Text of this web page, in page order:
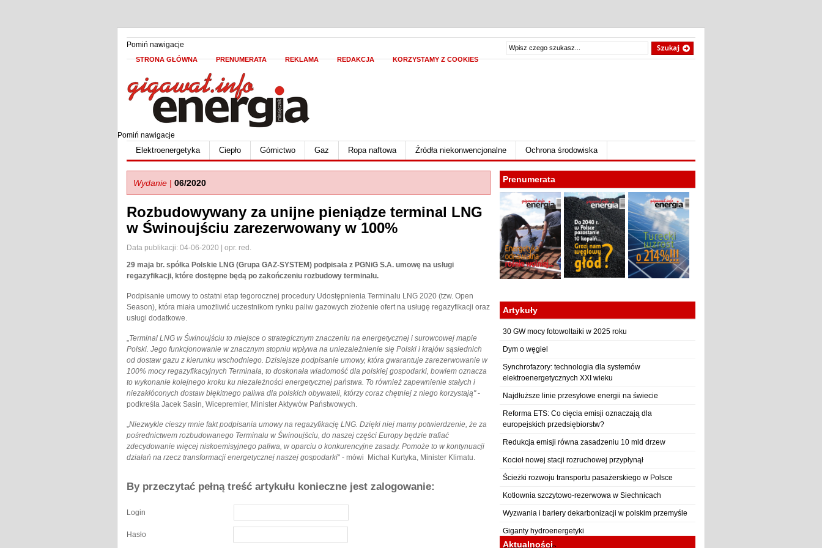
Pomiń nawigacje
STRONA GŁÓWNA PRENUMERATA REKLAMA REDAKCJA KORZYSTAMY Z COOKIES
Pomiń nawigacje
Elektroenergetyka Ciepło Górnictwo Gaz Ropa naftowa Źródła niekonwencjonalne Ochrona środowiska
Wydanie | 06/2020
Rozbudowywany za unijne pieniądze terminal LNG
w Świnoujściu zarezerwowany w 100%
Data publikacji: 04-06-2020 | opr. red.
29 maja br. spółka Polskie LNG (Grupa GAZ-SYSTEM) podpisała z PGNiG S.A. umowę na usługi
regazyfikacji, które dostępne będą po zakończeniu rozbudowy terminalu.
Podpisanie umowy to ostatni etap tegorocznej procedury Udostępnienia Terminalu LNG 2020 (tzw. Open
Season), która miała umożliwić uczestnikom rynku paliw gazowych złożenie ofert na usługę regazyfikacji oraz
usługi dodatkowe.
„Terminal LNG w Świnoujściu to miejsce o strategicznym znaczeniu na energetycznej i surowcowej mapie
Polski. Jego funkcjonowanie w znacznym stopniu wpływa na uniezależnienie się Polski i krajów sąsiednich
od dostaw gazu z kierunku wschodniego. Dzisiejsze podpisanie umowy, która gwarantuje zarezerwowanie w
100% mocy regazyfikacyjnych Terminala, to doskonała wiadomość dla polskiej gospodarki, bowiem oznacza
to wykonanie kolejnego kroku ku niezależności energetycznej państwa. To również zapewnienie stałych i
niezakłóconych dostaw błękitnego paliwa dla polskich obywateli, którzy coraz chętniej z niego korzystają" -
podkreśla Jacek Sasin, Wicepremier, Minister Aktywów Państwowych.
„Niezwykle cieszy mnie fakt podpisania umowy na regazyfikację LNG. Dzięki niej mamy potwierdzenie, że za
pośrednictwem rozbudowanego Terminalu w Świnoujściu, do naszej części Europy będzie trafiać
zdecydowanie więcej niskoemisyjnego paliwa, w oparciu o konkurencyjne zasady. Pomoże to w kontynuacji
działań na rzecz transformacji energetycznej naszej gospodarki" - mówi Michał Kurtyka, Minister Klimatu.
By przeczytać pełną treść artykułu konieczne jest zalogowanie:
Login
Hasło
Prenumerata
Artykuły
30 GW mocy fotowoltaiki w 2025 roku
Dym o węgiel
Synchrofazory: technologia dla systemów
elektroenergetycznych XXI wieku
Najdłuższe linie przesyłowe energii na świecie
Reforma ETS: Co cięcia emisji oznaczają dla
europejskich przedsiębiorstw?
Redukcja emisji równa zasadzeniu 10 mld drzew
Kocioł nowej stacji rozruchowej przypłynął
Ścieżki rozwoju transportu pasażerskiego w Polsce
Kotłownia szczytowo-rezerwowa w Siechnicach
Wyzwania i bariery dekarbonizacji w polskim przemyśle
Giganty hydroenergetyki
Aktualności